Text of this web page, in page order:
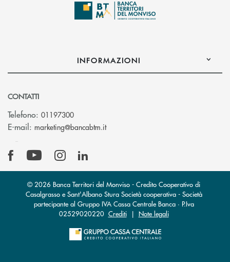
INFORMAZIONI
CONTATTI
Telefono: 01197300
E-mail: marketing@bancabtm.it(si apre l’app di posta elettronica)
© 2026 Banca Territori del Monviso - Credito Cooperativo di
Casalgrasso e Sant'Albano Stura Società cooperativa - Società
partecipante al Gruppo IVA Cassa Centrale Banca · P.Iva
02529020220 Crediti| Note legali